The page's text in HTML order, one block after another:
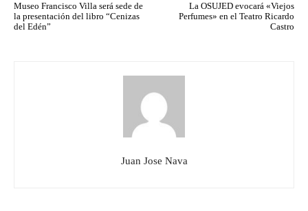
Museo Francisco Villa será sede de
la presentación del libro “Cenizas
del Edén”
La OSUJED evocará «Viejos
Perfumes» en el Teatro Ricardo
Castro
Juan Jose Nava